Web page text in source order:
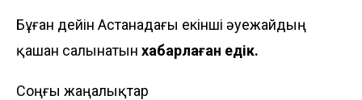
Бұған дейін Астанадағы екінші әуежайдың
қашан салынатын хабарлаған едік.
Соңғы жаңалықтар